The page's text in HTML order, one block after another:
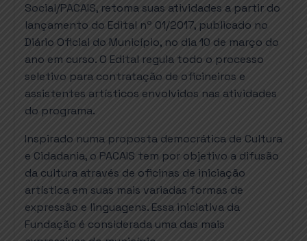
Social/PACAIS, retoma suas atividades a partir do
lançamento do Edital nº 01/2017, publicado no
Diário Oficial do Município, no dia 10 de março do
ano em curso. O Edital regula todo o processo
seletivo para contratação de oficineiros e
assistentes artísticos envolvidos nas atividades
do programa.
Inspirado numa proposta democrática de Cultura
e Cidadania, o PACAIS tem por objetivo a difusão
da cultura através de oficinas de iniciação
artística em suas mais variadas formas de
expressão e linguagens. Essa iniciativa da
Fundação é considerada uma das mais